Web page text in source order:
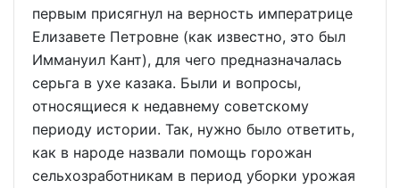
первым присягнул на верность императрице
Елизавете Петровне (как известно, это был
Иммануил Кант), для чего предназначалась
серьга в ухе казака. Были и вопросы,
относящиеся к недавнему советскому
периоду истории. Так, нужно было ответить,
как в народе назвали помощь горожан
сельхозработникам в период уборки урожая